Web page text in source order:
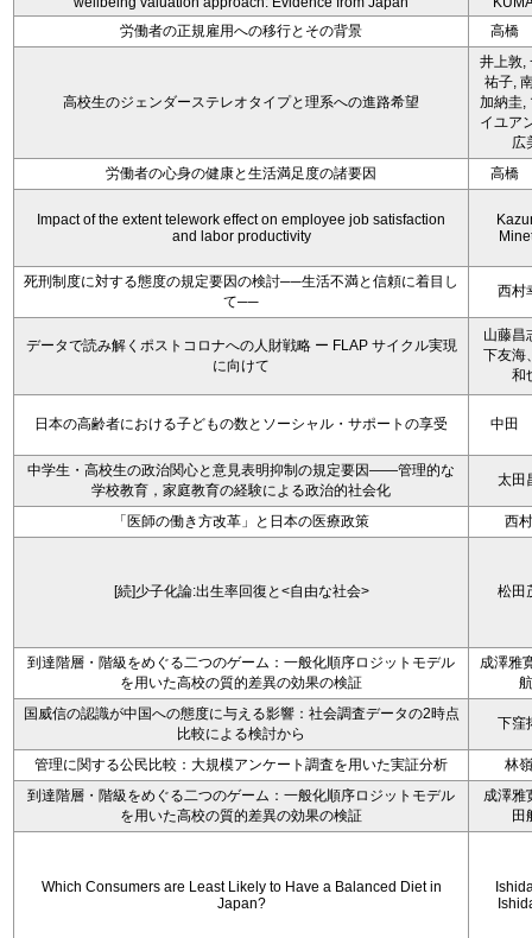
労働者の正規雇用への移行とその背景
高橋
高校生のジェンダーステレオタイプと理系への進路希望
井上敦,
祐子,
加納圭,
イユア
広
労働者の心身の健康と生活満足度の諸要因
高橋
Impact of the extent telework effect on employee job satisfaction
and labor productivity
死刑制度に対する態度の規定要因の検討──生活不満と信頼に着目し
て──
西村
データで読み解くポストコロナへの人財戦略 ー FLAP サイクル実現
に向けて
山藤昌
下友海
和
日本の高齢者における子どもの数とソーシャル・サポートの享受 中田
中学生・高校生の政治関心と意見表明抑制の規定要因――管理的な
学校教育，家庭教育の経験による政治的社会化
太田
「医師の働き方改革」と日本の医療政策 西
[続]少子化論:出生率回復と<自由な社会> 松田
到達階層・階級をめぐる二つのゲーム：一般化順序ロジットモデル
を用いた高校の質的差異の効果の検証
成澤雅
航
国威信の認識が中国への態度に与える影響：社会調査データの2時点
比較による検討から
下窪
管理に関する公民比較：大規模アンケート調査を用いた実証分析
林
到達階層・階級をめぐる二つのゲーム：一般化順序ロジットモデル
を用いた高校の質的差異の効果の検証
成澤雅
田
Which Consumers are Least Likely to Have a Balanced Diet in
Japan?